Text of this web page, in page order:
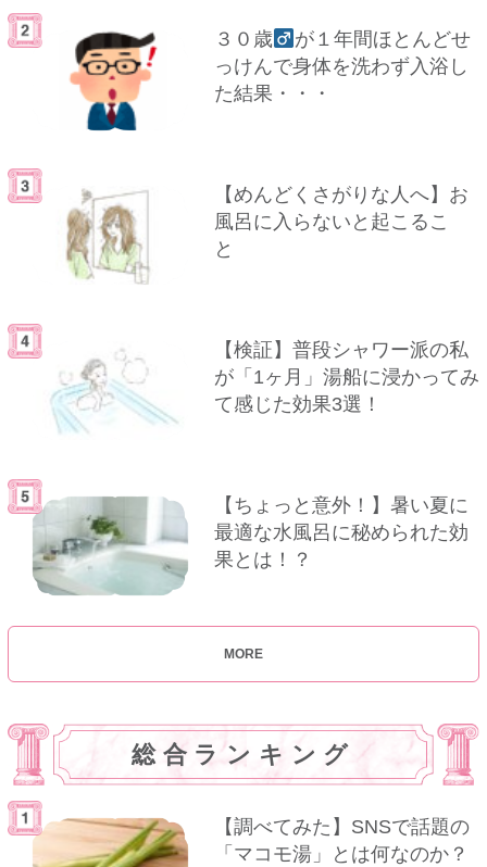
３０歳
が１年間ほとんどせ
っけんで身体を洗わず入浴し
た結果・・・
【めんどくさがりな人へ】お
風呂に入らないと起こるこ
と
【検証】普段シャワー派の私
が「1ヶ月」湯船に浸かってみ
て感じた効果3選！
【ちょっと意外！】暑い夏に
最適な水風呂に秘められた効
果とは！？
MORE
総合ランキング
【調べてみた】SNSで話題の
「マコモ湯」とは何なのか？